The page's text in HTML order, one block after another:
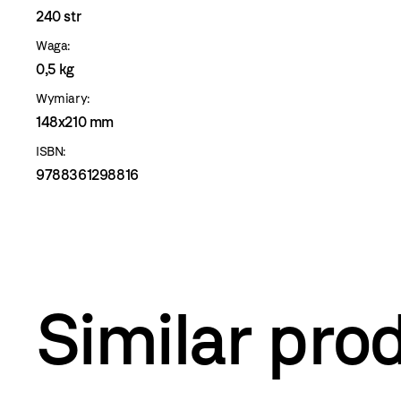
240 str
Waga:
0,5 kg
Wymiary:
148x210 mm
ISBN:
9788361298816
Similar